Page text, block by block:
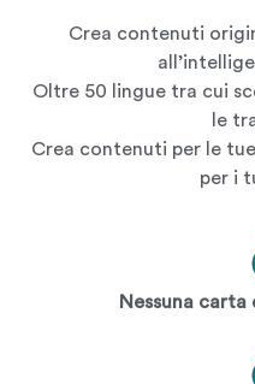
Crea contenuti
Oltre 50 lingue tra cui
le
Crea contenuti per le
per i
Nessuna